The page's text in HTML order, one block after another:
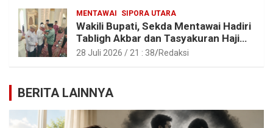
MENTAWAI SIPORA UTARA
Wakili Bupati, Sekda Mentawai Hadiri
Tabligh Akbar dan Tasyakuran Haji
2026 di Kota Padang
28 Juli 2026 / 21 : 38 Redaksi
BERITA LAINNYA